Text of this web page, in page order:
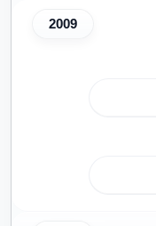
2009